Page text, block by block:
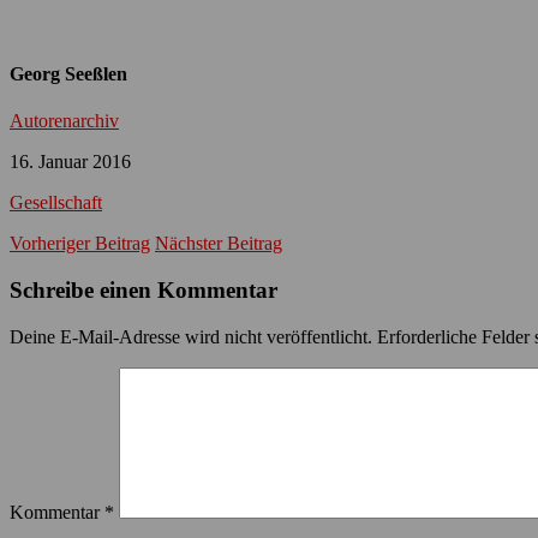
Georg Seeßlen
Autorenarchiv
16. Januar 2016
Gesellschaft
Vorheriger Beitrag Nächster Beitrag
Schreibe einen Kommentar
Deine E-Mail-Adresse wird nicht veröffentlicht. Erforderliche Felder
Kommentar *